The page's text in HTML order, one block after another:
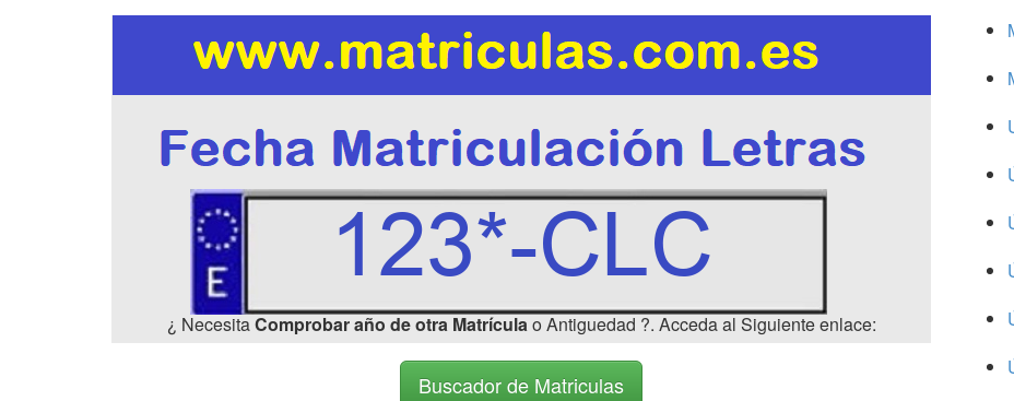
¿ NecesitaComprobar año de otra Matrículao Antiguedad ?. Acceda al Siguiente enlace:
Buscador de Matriculas